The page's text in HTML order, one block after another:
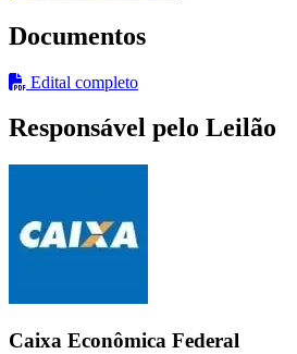
Documentos
Edital completo
Responsável pelo Leilão
Caixa Econômica Federal